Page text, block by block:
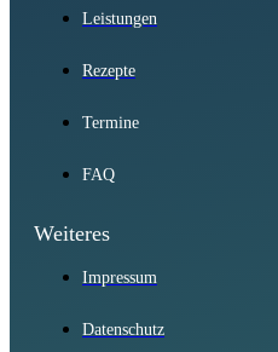
Leistungen
Rezepte
Termine
FAQ
Weiteres
Impressum
Datenschutz